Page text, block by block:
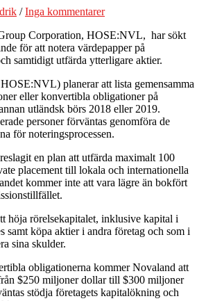
/Inga kommentarer
Corporation, HOSE:NVL, har sökt
för att notera värdepapper på
samtidigt utfärda ytterligare aktier.
planerar att lista gemensamma
eller konvertibla obligationer på
utländsk börs 2018 eller 2019.
personer förväntas genomföra de
för noteringsprocessen.
en plan att utfärda maximalt 100
placement till lokala och internationella
kommer inte att vara lägre än bokfört
höja rörelsekapitalet, inklusive kapital i
samt köpa aktier i andra företag och som i
sina skulder.
obligationerna kommer Novaland att
$250 miljoner dollar till $300 miljoner
stödja företagets kapitalökning och